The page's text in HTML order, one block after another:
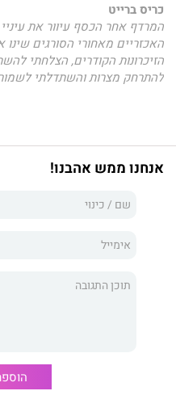
כריס ברייט
המרדף אחר הכסף עיוור את
האכזריים מאחורי הסורגים
הזיכרונות הקודרים, הצלחתי
להתרחק מצרות והשתדלתי
איימי ספנסר
ודרדרה אותי אל שולי החברה,
ברחובות העיר ניפצו את
לשנות את חיי, אך המציאות שבה
מיטשטשים והחוקים נשברים
רגשות אסורים. בתוך סבך
אנחנו ממש אהבנו!